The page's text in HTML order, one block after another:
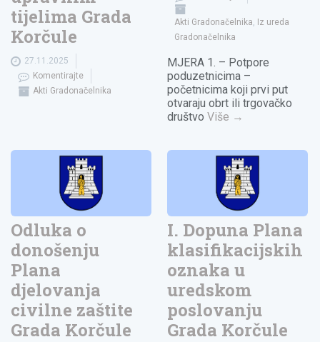
tijelima Grada
Korčule
27.11.2025
Komentirajte
Akti Gradonačelnika
Akti Gradonačelnika, Iz ureda
Gradonačelnika
MJERA 1. – Potpore
poduzetnicima –
početnicima koji prvi put
otvaraju obrt ili trgovačko
društvoViše →
Odluka o
donošenju
Plana
djelovanja
civilne zaštite
Grada Korčule
I. Dopuna Plana
klasifikacijskih
oznaka u
uredskom
poslovanju
Grada Korčule